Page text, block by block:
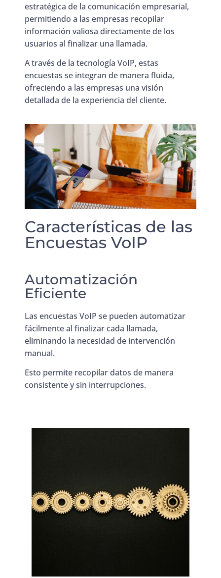
estratégica de la comunicación empresarial,
permitiendo a las empresas recopilar
información valiosa directamente de los
usuarios al finalizar una llamada.
A través de la tecnología VoIP, estas
encuestas se integran de manera fluida,
ofreciendo a las empresas una visión
detallada de la experiencia del cliente.
Características de las
Encuestas VoIP
Automatización
Eficiente
Las encuestas VoIP se pueden automatizar
fácilmente al finalizar cada llamada,
eliminando la necesidad de intervención
manual.
Esto permite recopilar datos de manera
consistente y sin interrupciones.